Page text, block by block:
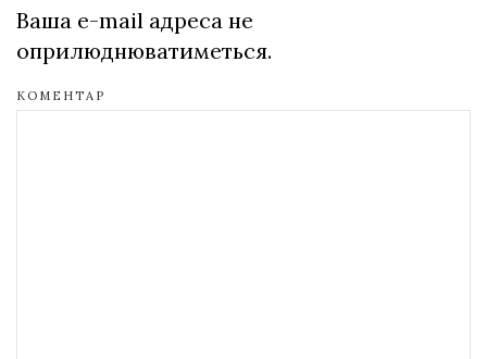
Ваша e-mail адреса не
оприлюднюватиметься.
КОМЕНТАР